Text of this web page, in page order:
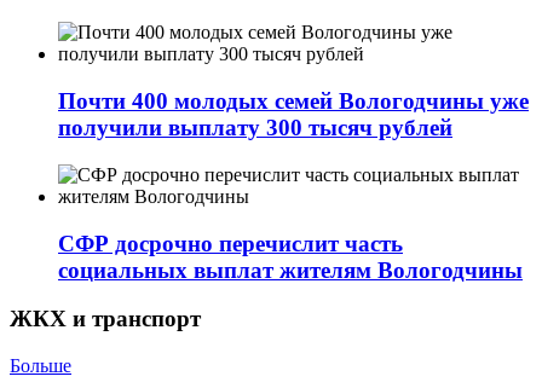
Почти 400 молодых семей Вологодчины уже
получили выплату 300 тысяч рублей
СФР досрочно перечислит часть
социальных выплат жителям Вологодчины
ЖКХ и транспорт
Больше